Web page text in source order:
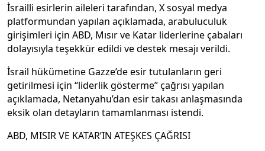
İsrailli esirlerin aileleri tarafından, X sosyal medya
platformundan yapılan açıklamada, arabuluculuk
girişimleri için ABD, Mısır ve Katar liderlerine çabaları
dolayısıyla teşekkür edildi ve destek mesajı verildi.
İsrail hükümetine Gazze’de esir tutulanların geri
getirilmesi için “liderlik gösterme” çağrısı yapılan
açıklamada, Netanyahu’dan esir takası anlaşmasında
eksik olan detayların tamamlanması istendi.
ABD, MISIR VE KATAR’IN ATEŞKES ÇAĞRISI